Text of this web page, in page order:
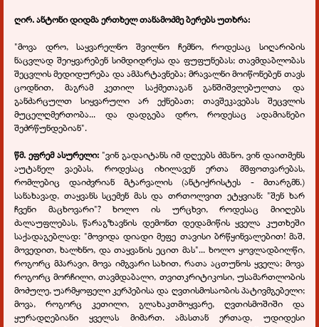
ღირ. ანტონი დიდმა ერთხელ თანამოძმე ბერებს უთხრა:
"მოვა დრო, საყვარელნო შვილნო ჩემნო, როდესაც სიღარიბის
ნაცვლად შეიყვარებენ სიმდიდრესა და ფუფუნებას; თავმდაბლობას
შეცვლის მედიდურება და ამპარტავნება; მრავალნი მოიწონებენ თავს
ცოდნით, მაგრამ კეთილ საქმეთაგან განშიშვლებულთა და
განძარცულთ სიყვარული არ ექნებათ; თავშეკავებას შეცვლის
მუცელღმერთობა... და დადგება დრო, როდესაც ადამიანები
შეძრწუნდებიან".
წმ. ეფრემ ასურელი: "ვინ გადაიტანს იმ დღეებს ძმანო, ვინ დაითმენს
აუტანელ ვაებას, როდესაც იხილავენ ერთა მშფოთვარებას,
რომლებიც დაიძვრიან მტარვალის (ანტიქრისტეს - მთარგმნ.)
სანახავად, თაყვანს სცემენ მას და თრთოლვით ეტყვიან: "შენ ხარ
ჩვენი მაცხოვარი"? ხოლო ის ურცხვი, როდესაც მიიღებს
ძალაუფლებას, წარაგზავნის დემონთ დედამიწის ყველა კუთხეში
საქადაგებლად: "მოვიდა დიადი მეფე თავისი ბრწყინვალებით! მაშ,
მოვედით, ხალხნო, და თაყვანის ეცით მას"... ხოლო ყოვლადბილწი,
როგორც მპარავი, მოვა იმგვარი სახით, რათა აცთუნოს ყველა; მოვა
როგორც მორჩილი, თავმდაბალი, თვითკრიტიკოსი, უსამართლობის
მოძულე, უარმყოფელი კერპებისა და ღვთისმოსაობის პატივმგებელი;
მოვა, როგორც კეთილი, გლახაკთმოყვარე, ღვთისმოშიში და
ყურადღებიანი ყველას მიმართ. ამასთან ერთად, უდიდესი